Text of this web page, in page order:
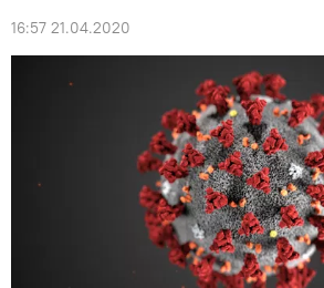
16:57 21.04.2020